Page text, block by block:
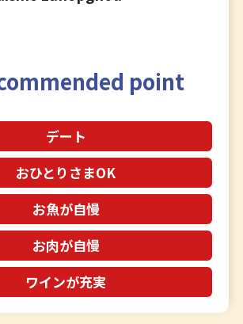
point
デート
おひとりさまOK
お魚が自慢
お肉が自慢
ワインが充実